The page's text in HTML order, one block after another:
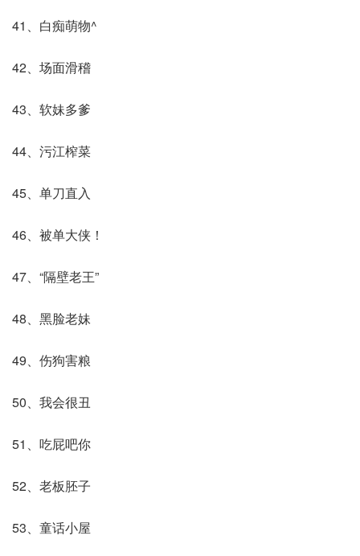
41、白痴萌物^
42、场面滑稽
43、软妹多爹
44、污江榨菜
45、单刀直入
46、被单大侠！
47、“隔壁老王”
48、黑脸老妹
49、伤狗害粮
50、我会很丑
51、吃屁吧你
52、老板胚子
53、童话小屋